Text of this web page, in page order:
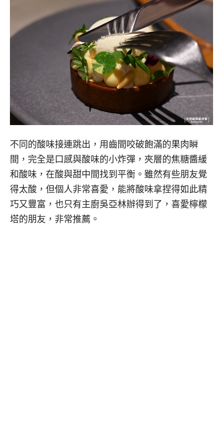
不同的酸味接連跳出，用齒間咬破飽滿的果肉瞬
間，完全是口感與酸味的小炸彈，夾層的焦糖醬緩
和酸味，在酸與甜中間找到平衡。雖然有些朋友覺
得太酸，但個人非常喜愛，能將酸味拿捏得如此精
巧又豐富，也只有主廚吳亞林辦得到了，喜愛檸檬
塔的朋友，非常推薦。